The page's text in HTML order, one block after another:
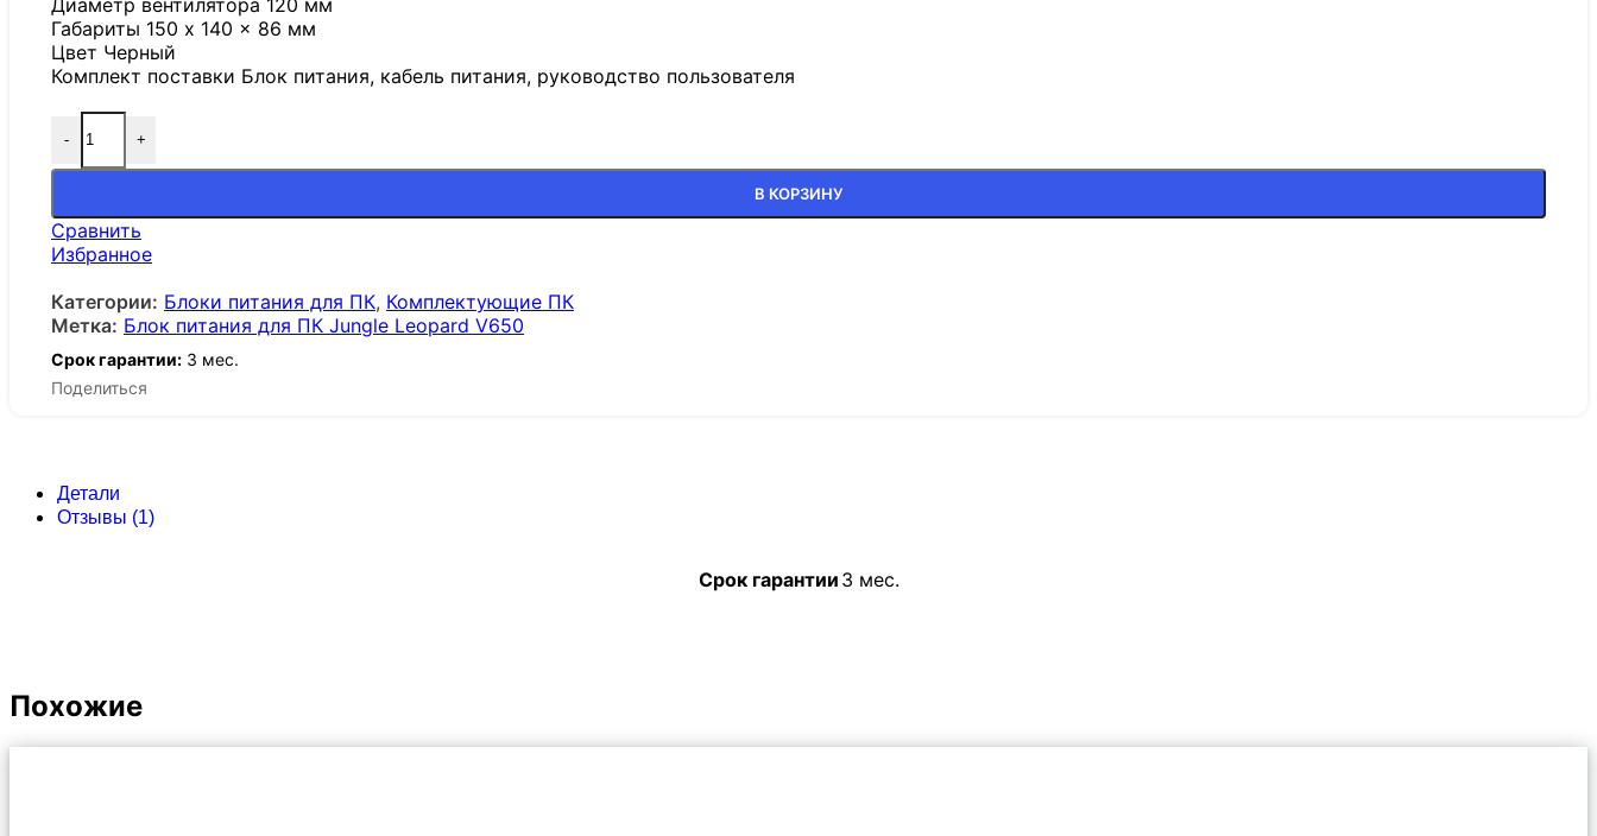
Габариты 150 x 140 x 86 мм
Цвет Черный
Комплект поставки Блок питания, кабель питания, руководство пользователя
- +
В КОРЗИНУ
Сравнить
Избранное
Категории: Блоки питания для ПК, Комплектующие ПК
Метка: Блок питания для ПК Jungle Leopard V650
Срок гарантии: 3 мес.
Поделиться
Детали
Отзывы (1)
Срок гарантии 3 мес.
Похожие